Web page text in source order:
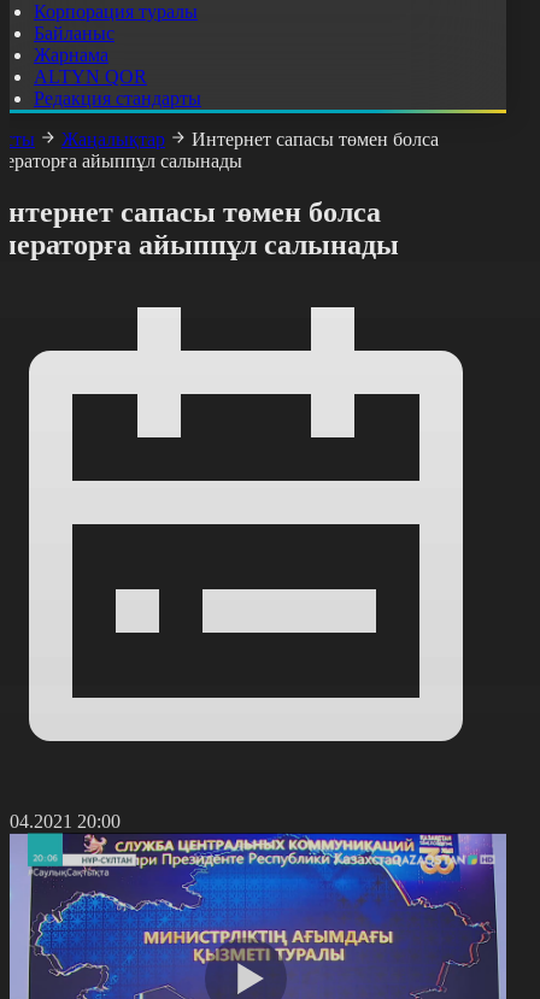
Корпорация туралы
Байланыс
Жарнама
ALTYN QOR
Редакция стандарты
Жаңалықтар
Интернет сапасы төмен болса
айыппұл салынады
сапасы төмен болса
айыппұл салынады
20:00